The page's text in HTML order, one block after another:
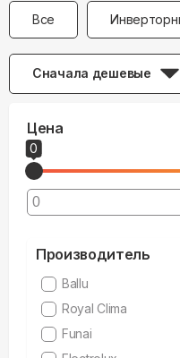
Все
Сначала дешевые
Цена
0
Производитель
Ballu
Royal Clima
Funai